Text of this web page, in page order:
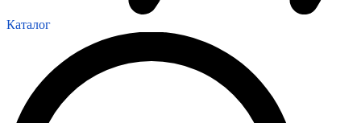
Каталог